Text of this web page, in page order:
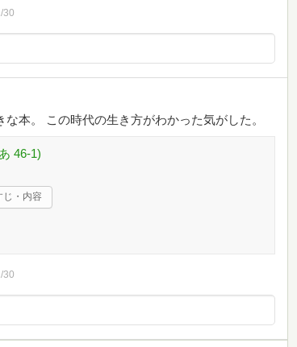
30
本。 この時代の生き方がわかった気がした。
46-1)
じ・内容
30